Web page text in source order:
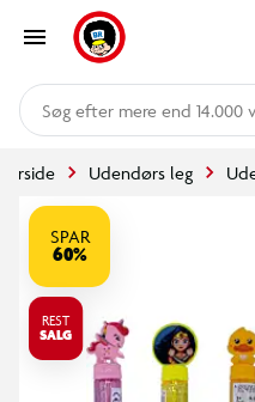
mere end 14.000
Forside Udendørs leg
SPAR
60%
REST
SALG